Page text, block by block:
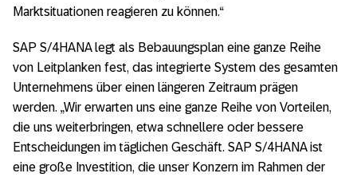
Marktsituationen reagieren zu können.“
SAP S/4HANA legt als Bebauungsplan eine ganze Reihe
von Leitplanken fest, das integrierte System des gesamten
Unternehmens über einen längeren Zeitraum prägen
werden. „Wir erwarten uns eine ganze Reihe von Vorteilen,
die uns weiterbringen, etwa schnellere oder bessere
Entscheidungen im täglichen Geschäft. SAP S/4HANA ist
eine große Investition, die unser Konzern im Rahmen der